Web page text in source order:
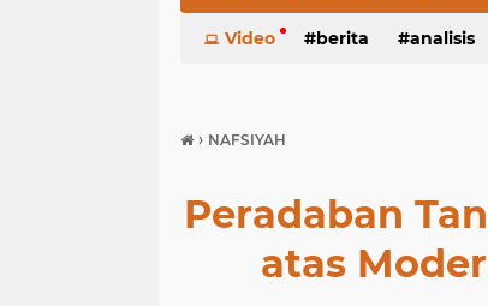
Video berita analisis
› NAFSIYAH
Peradaban
atas